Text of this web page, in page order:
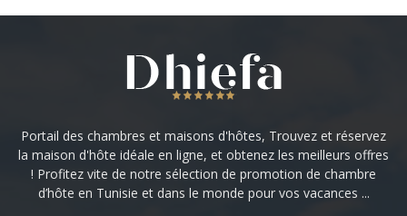
Portail des chambres et maisons d'hôtes, Trouvez et réservez
la maison d'hôte idéale en ligne, et obtenez les meilleurs offres
! Profitez vite de notre sélection de promotion de chambre
d’hôte en Tunisie et dans le monde pour vos vacances ...